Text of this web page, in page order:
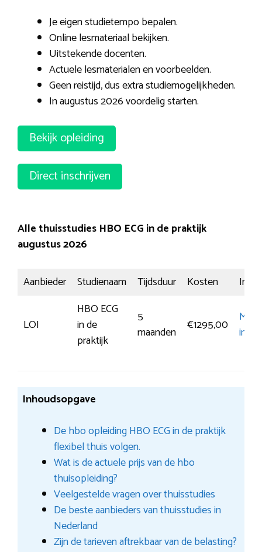
Je eigen studietempo bepalen.
Online lesmateriaal bekijken.
Uitstekende docenten.
Actuele lesmaterialen en voorbeelden.
Geen reistijd, dus extra studiemogelijkheden.
In augustus 2026 voordelig starten.
Bekijk opleiding
Direct inschrijven
Alle thuisstudies HBO ECG in de praktijk
augustus 2026
Aanbieder Studienaam Tijdsduur Kosten
LOI
HBO ECG
in de
praktijk
5
maanden
€1295,00
Meer
Inhoudsopgave
De hbo opleiding HBO ECG in de praktijk
flexibel thuis volgen.
Wat is de actuele prijs van de hbo
thuisopleiding?
Veelgestelde vragen over thuisstudies
De beste aanbieders van thuisstudies in
Nederland
Zijn de tarieven aftrekbaar van de belasting?